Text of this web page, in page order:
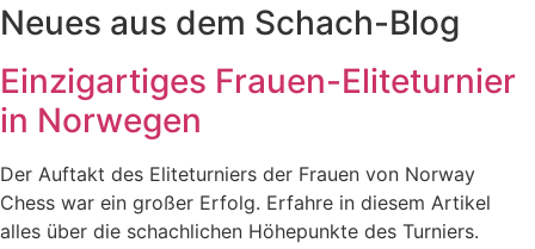
Neues aus dem Schach-Blog
Einzigartiges Frauen-Eliteturnier
in Norwegen
Der Auftakt des Eliteturniers der Frauen von Norway
Chess war ein großer Erfolg. Erfahre in diesem Artikel
alles über die schachlichen Höhepunkte des Turniers.